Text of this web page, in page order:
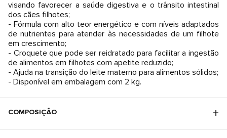
visando favorecer a saúde digestiva e o trânsito intestinal
dos cães filhotes;
- Fórmula com alto teor energético e com níveis adaptados
de nutrientes para atender às necessidades de um filhote
em crescimento;
- Croquete que pode ser reidratado para facilitar a ingestão
de alimentos em filhotes com apetite reduzido;
- Ajuda na transição do leite materno para alimentos sólidos;
- Disponível em embalagem com 2 kg.
COMPOSIÇÃO